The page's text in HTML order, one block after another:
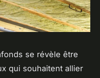
se révèle être
qui souhaitent allier